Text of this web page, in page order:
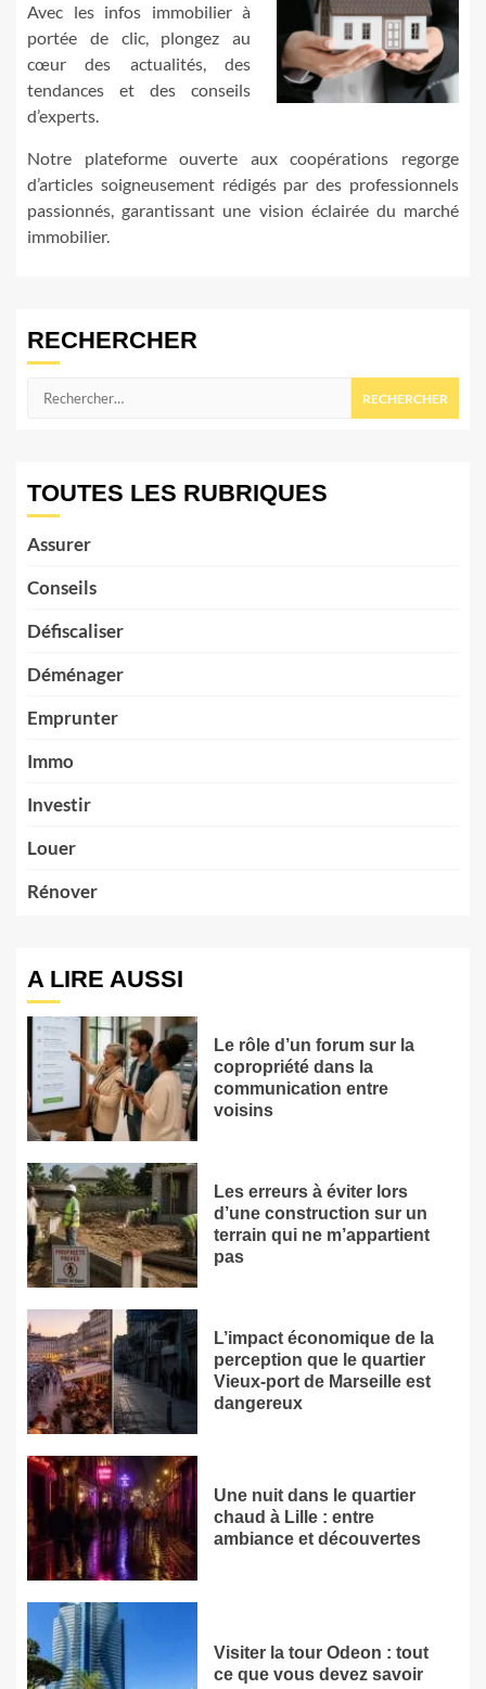
Avec les infos immobilier à
portée de clic, plongez au
cœur des actualités, des
tendances et des conseils
d’experts.
Notre plateforme ouverte aux coopérations regorge
d’articles soigneusement rédigés par des professionnels
passionnés, garantissant une vision éclairée du marché
immobilier.
RECHERCHER
Rechercher :
TOUTES LES RUBRIQUES
Assurer
Conseils
Défiscaliser
Déménager
Emprunter
Immo
Investir
Louer
Rénover
A LIRE AUSSI
Le rôle d’un forum sur la
copropriété dans la
communication entre
voisins
Les erreurs à éviter lors
d’une construction sur un
terrain qui ne m’appartient
pas
L’impact économique de la
perception que le quartier
Vieux-port de Marseille est
dangereux
Une nuit dans le quartier
chaud à Lille : entre
ambiance et découvertes
Visiter la tour Odeon : tout
ce que vous devez savoir